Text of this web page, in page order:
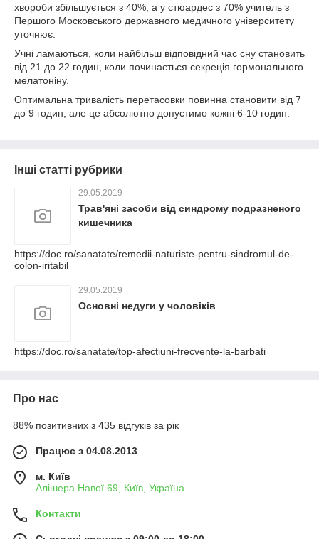
хвороби збільшується з 40%, а у стюардес з 70% учитель з
Першого Московського державного медичного університету
уточнює.
Учні ламаються, коли найбільш відповідний час сну становить
від 21 до 22 годин, коли починається секреція гормонального
мелатоніну.
Оптимальна тривалість перетасовки повинна становити від 7
до 9 годин, але це абсолютно допустимо кожні 6-10 годин.
Інші статті рубрики
29.05.2019
Трав'яні засоби від синдрому подразненого
кишечника
https://doc.ro/sanatate/remedii-naturiste-pentru-sindromul-de-
colon-iritabil
29.05.2019
Основні недуги у чоловіків
https://doc.ro/sanatate/top-afectiuni-frecvente-la-barbati
Про нас
88% позитивних з 435 відгуків за рік
Працює з 04.08.2013
м. Київ
Алішера Навої 69, Київ, Україна
Контакти